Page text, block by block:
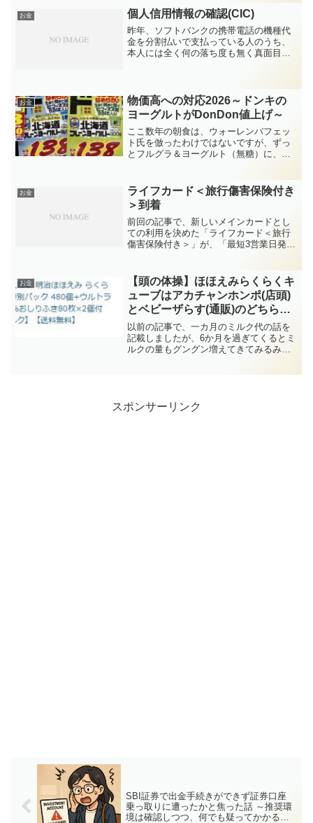
ったりと、色々と試してきましたが、今
回はPay-e...
お金 個人信用情報の確認(CIC)
昨年、ソフトバンクの携帯電話の機種代
金を分割払いで支払っている人のうち、
本人には全く何の落ち度も無く真面目に
件がありました。「ソフトバンクモバイ
ル株式会社 信用情報機関...
お金
物価高への対応2026～ドンキの
ヨーグルトがDonDon値上げ～
ここ数年の朝食は、ウォーレンバフェッ
ト氏を倣ったわけではないですが、ずっ
とフルグラ＆ヨーグルト（無糖）に、ア
や特定保健指導により変化を迫られてい
ます。まずは出費の抑制に...
お金
ライフカード＜旅行傷害保険付き
＞到着
前回の記事で、新しいメインカードとし
ての利用を決めた「ライフカード＜旅行
傷害保険付き＞」が、「最短3営業日発
後の手続き等を記載します。＜入会手続
き＞1.オンライン入会手...
お金
【頭の体操】ほほえみらくらくキ
ューブはアカチャンホンポ(店頭)
とベビーザらす(通販)のどちらで
買うとお得か ～エポスカード利
用時～
以前の記事で、一カ月のミルク代の話を
記載しましたが、6か月を過ぎてくるとミ
ルクの量もグングン増えてきてみるみる
スポンサーリンク
SBI証券で出金手続きができず証券口座
乗っ取りに遭ったかと焦った話 ～推奨環
境は確認しつつ、何でも疑ってかかる姿